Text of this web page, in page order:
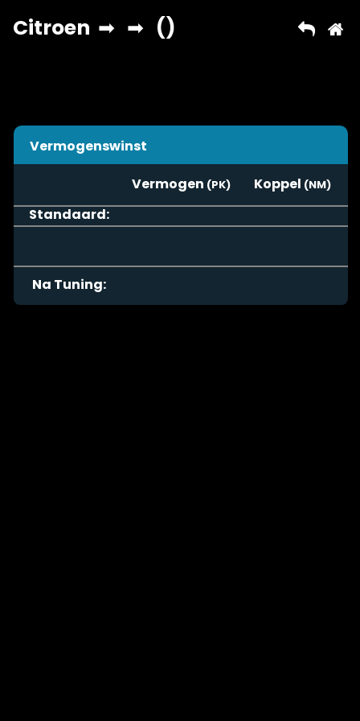
Vermogenswinst
Vermogen
Koppel
Standaard:
Na Tuning: